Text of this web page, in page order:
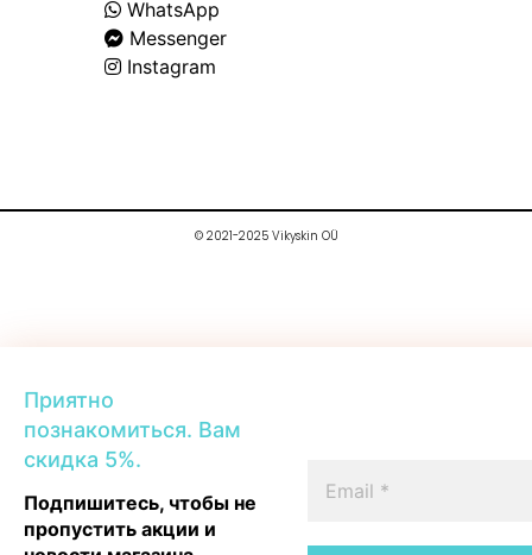
Приятно
познакомиться. Вам
скидка 5%.
Подпишитесь, чтобы не
пропустить акции и
WhatsApp
Messenger
Instagram
© 2021-2025 Vikyskin OÜ